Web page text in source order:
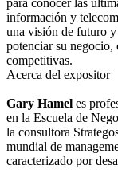
información y
una visión de futuro y
potenciar su negocio,
competitivas.
Acerca del expositor
Gary Hamel es
en la Escuela de
la consultora
mundial de
caracterizado por